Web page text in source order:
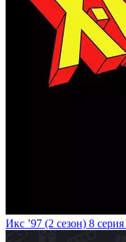
Икс ’97 (2 сезон) 8 серия